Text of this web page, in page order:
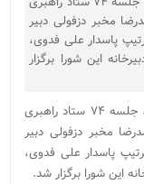
مخبر دزفولی دبیر
پاسدار علی فدوی،
این شورا برگزار
به نقل از مرکز خبر شورای عالی انقلاب فرهنگی، جلسه ۷۴ ستاد راهبری
مخبر دزفولی دبیر
پاسدار علی فدوی،
این شورا برگزار شد.